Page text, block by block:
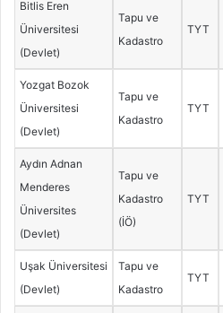
Bitlis Eren
Üniversitesi
(Devlet)
Tapu ve
Kadastro
TYT
Yozgat Bozok
Üniversitesi
(Devlet)
Tapu ve
Kadastro
TYT
Aydın Adnan
Menderes
Üniversites
(Devlet)
Tapu ve
Kadastro
(İÖ)
TYT
Uşak Üniversitesi
(Devlet)
Tapu ve
Kadastro
TYT